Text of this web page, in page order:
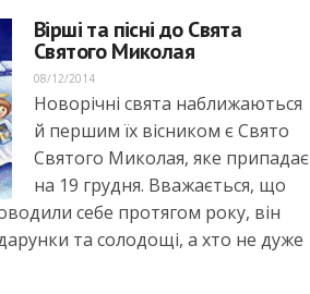
Вірші та пісні до Свята
Святого Миколая
08/12/2014
Новорічні свята наближаються
й першим їх вісником є Свято
Святого Миколая, яке припадає
на 19 грудня. Вважається, що
себе протягом року, він
та солодощі, а хто не дуже